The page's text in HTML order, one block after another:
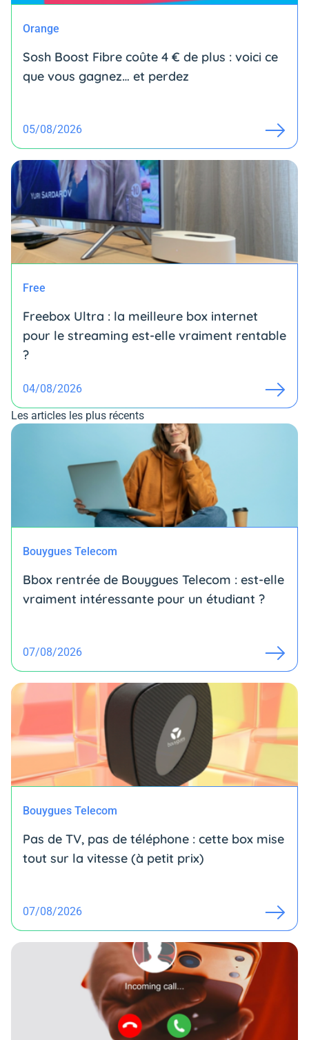
Orange
Sosh Boost Fibre coûte 4 € de plus : voici ce
que vous gagnez… et perdez
05/08/2026
Free
Freebox Ultra : la meilleure box internet
pour le streaming est-elle vraiment rentable
?
04/08/2026
Les articles les plus récents
Bouygues Telecom
Bbox rentrée de Bouygues Telecom : est-elle
vraiment intéressante pour un étudiant ?
07/08/2026
Bouygues Telecom
Pas de TV, pas de téléphone : cette box mise
tout sur la vitesse (à petit prix)
07/08/2026